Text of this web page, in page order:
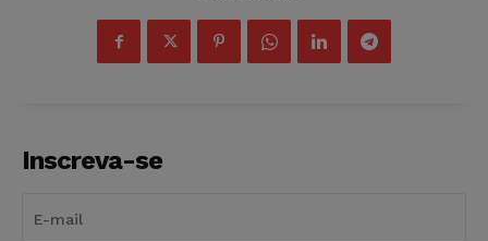
Inscreva-se